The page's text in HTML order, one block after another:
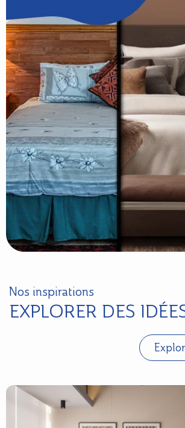
Nos inspirations
EXPLORER DES